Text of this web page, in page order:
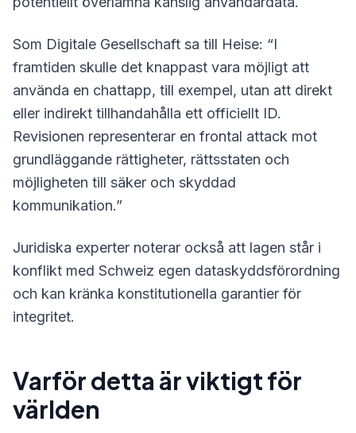
Som Digitale Gesellschaft sa till Heise: “I
framtiden skulle det knappast vara möjligt att
använda en chattapp, till exempel, utan att direkt
eller indirekt tillhandahålla ett officiellt ID.
Revisionen representerar en frontal attack mot
grundläggande rättigheter, rättsstaten och
möjligheten till säker och skyddad
kommunikation.”
Juridiska experter noterar också att lagen står i
konflikt med Schweiz egen dataskyddsförordning
och kan kränka konstitutionella garantier för
integritet.
Varför detta är viktigt för
världen